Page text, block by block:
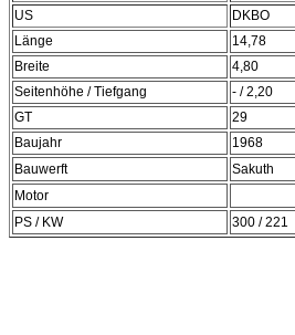
US
DKBO
Länge
14,78
Breite
4,80
Seitenhöhe / Tiefgang
- / 2,20
GT
29
Baujahr
1968
Bauwerft
Sakuth
Motor
PS / KW
300 / 221